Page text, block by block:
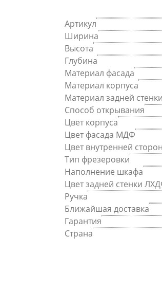
Артикул
Ширина
Высота
Глубина
Материал фасада
Материал корпуса
Материал задней стенки
Способ открывания
Цвет корпуса
Цвет фасада МДФ
Цвет внутренней
Тип фрезеровки
Наполнение шкафа
Цвет задней стенки
Ручка
Ближайшая доставка
Гарантия
Страна